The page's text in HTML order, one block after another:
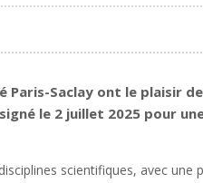
Paris-Saclay ont le plaisir
le 2 juillet 2025 pour
scientifiques, avec une